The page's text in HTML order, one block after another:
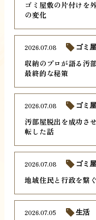
ゴミ屋敷の片付けを
の変化
収納のプロが語る汚
最終的な秘策
2026.07.08 ゴミ
汚部屋脱出を成功さ
転した話
2026.07.08 ゴミ
地域住民と行政を繋
2026.07.08 ゴミ
2026.07.05 生活